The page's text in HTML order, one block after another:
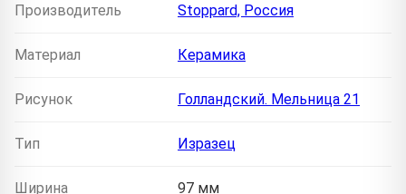
Производитель Stoppard, Россия
Материал Керамика
Рисунок Голландский. Мельница 21
Тип Изразец
Ширина 97 мм